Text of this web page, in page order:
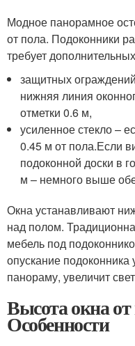
Модное панорамное
от пола. Подоконники
требует
защитных
нижняя линия
отметки 0.6 м,
усиленное стекло –
0.45 м от пола.Если
подоконной доски в
м – немного выше
Окна устанавливают
над полом.
мебель под
опускание подоконника
панораму, увеличит
Высота окна от
Особенности